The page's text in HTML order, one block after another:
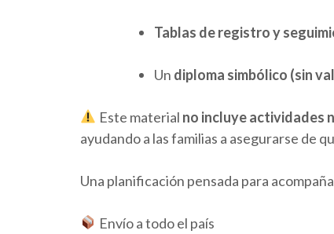
Tablas de registro y
Un diploma simbólico (sin
Este material no incluye actividades
ayudando a las familias a asegurarse de
Una planificación pensada para
Envío a todo el país